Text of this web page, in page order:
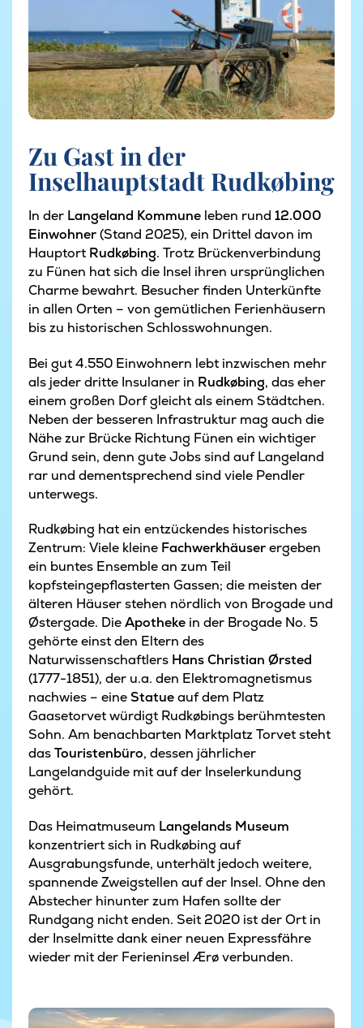
Zu Gast in der
Inselhauptstadt Rudkøbing
In der Langeland Kommune leben rund 12.000
Einwohner(Stand 2025), ein Drittel davon im
Hauptort Rudkøbing. Trotz Brückenverbindung
zu Fünen hat sich die Insel ihren ursprünglichen
Charme bewahrt. Besucher finden Unterkünfte
in allen Orten – von gemütlichen Ferienhäusern
bis zu historischen Schlosswohnungen.
Bei gut 4.550 Einwohnern lebt inzwischen mehr
als jeder dritte Insulaner in Rudkøbing, das eher
einem großen Dorf gleicht als einem Städtchen.
Neben der besseren Infrastruktur mag auch die
Nähe zur Brücke Richtung Fünen ein wichtiger
Grund sein, denn gute Jobs sind auf Langeland
rar und dementsprechend sind viele Pendler
unterwegs.
Rudkøbing hat ein entzückendes historisches
Zentrum: Viele kleine Fachwerkhäuserergeben
ein buntes Ensemble an zum Teil
kopfsteingepflasterten Gassen; die meisten der
älteren Häuser stehen nördlich von Brogade und
Østergade. DieApotheke in der Brogade No. 5
gehörte einst den Eltern des
Naturwissenschaftlers Hans Christian Ørsted
(1777-1851), der u.a. den Elektromagnetismus
nachwies – eineStatueauf dem Platz
Gaasetorvet würdigt Rudkøbings berühmtesten
Sohn. Am benachbarten Marktplatz Torvet steht
dasTouristenbüro, dessen jährlicher
Langelandguide mit auf der Inselerkundung
gehört.
Das Heimatmuseum Langelands Museum
konzentriert sich in Rudkøbing auf
Ausgrabungsfunde, unterhält jedoch weitere,
spannende Zweigstellen auf der Insel. Ohne den
Abstecher hinunter zum Hafen sollte der
Rundgang nicht enden. Seit 2020 ist der Ort in
der Inselmitte dank einer neuen Expressfähre
wieder mit der Ferieninsel Ærø verbunden.
Ostseeküste bei Lohals auf Insel Langeland